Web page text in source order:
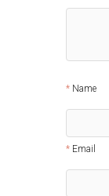
Name
Email